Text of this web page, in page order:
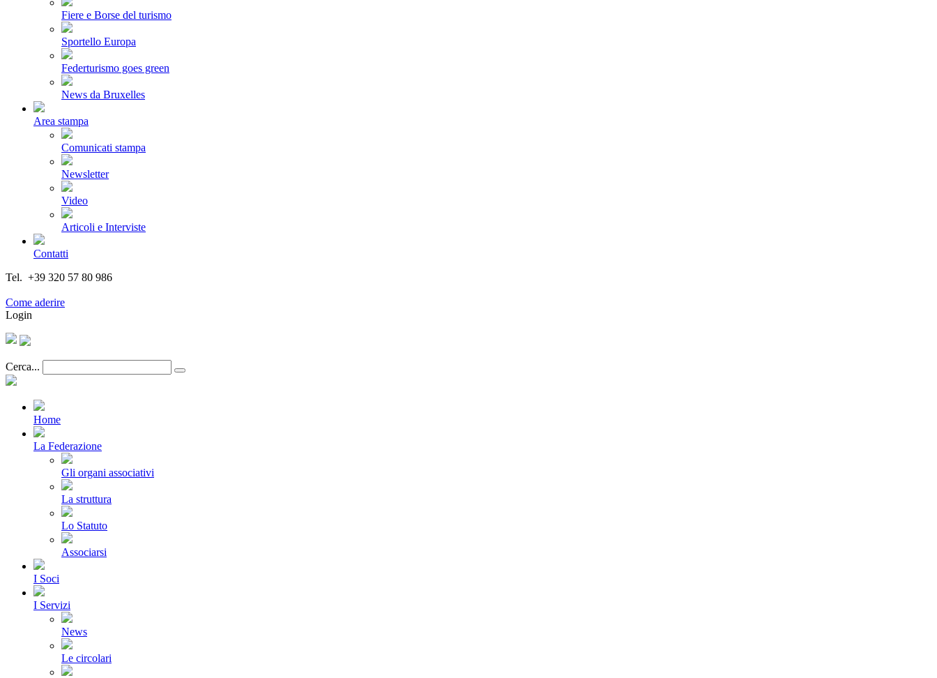
Fiere e Borse del turismo
Sportello Europa
Federturismo goes green
News da Bruxelles
Area stampa
Comunicati stampa
Newsletter
Video
Articoli e Interviste
Contatti
Tel. +39 320 57 80 986
Come aderire
Login
Cerca...
Home
La Federazione
Gli organi associativi
La struttura
Lo Statuto
Associarsi
I Soci
I Servizi
News
Le circolari